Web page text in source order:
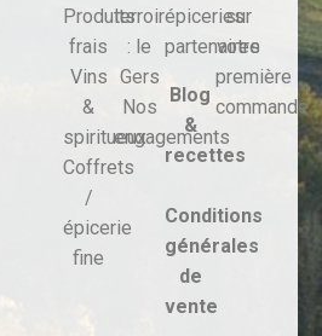
Produits
frais
Vins
&
spiritueux
Coffrets
/
épicerie
fine
terroir
: le
Gers
Nos
engagements
épiceries
partenaires
Blog
&
recettes
Conditions
générales
de
vente
sur
votre
première
commande